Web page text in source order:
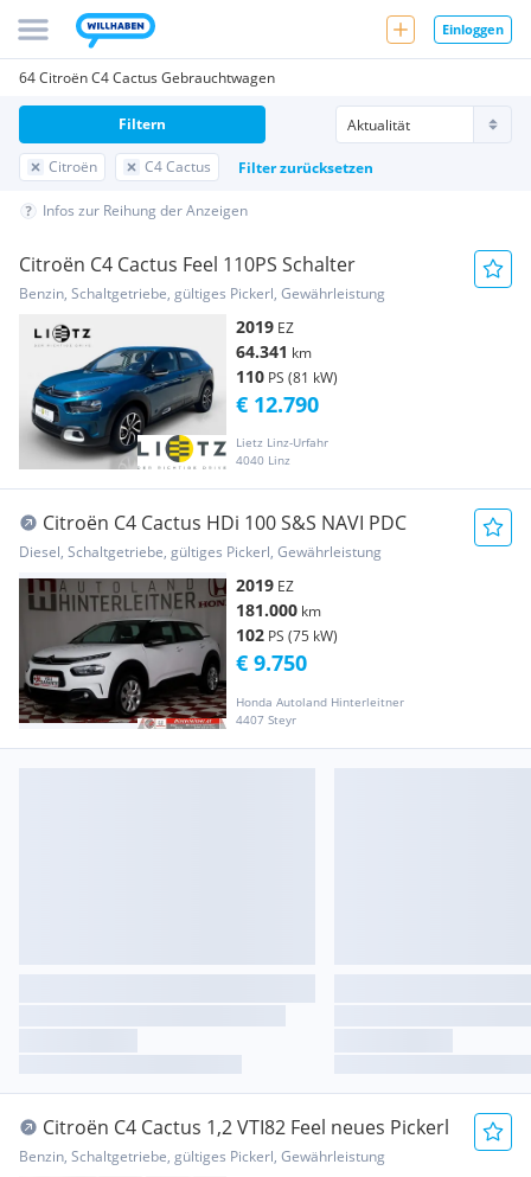
Einloggen
64 Citroën C4 Cactus Gebrauchtwagen
Citroën C4 Cactus Filter zurücksetzen
Filtern
Infos zur Reihung der Anzeigen
Citroën C4 Cactus Feel 110PS Schalter
Benzin, Schaltgetriebe, gültiges Pickerl, Gewährleistung
2019 EZ
64.341 km
110 PS (81 kW)
Lietz Linz-Urfahr
4040 Linz
€ 12.790
Citroën C4 Cactus HDi 100 S&S NAVI PDC
Diesel, Schaltgetriebe, gültiges Pickerl, Gewährleistung
2019 EZ
181.000 km
102 PS (75 kW)
Honda Autoland Hinterleitner
4407 Steyr
€ 9.750
Citroën C4 Cactus 1,2 VTI82 Feel neues Pickerl
Benzin, Schaltgetriebe, gültiges Pickerl, Gewährleistung